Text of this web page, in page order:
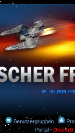
Benutzergruppen
Portal-Discord